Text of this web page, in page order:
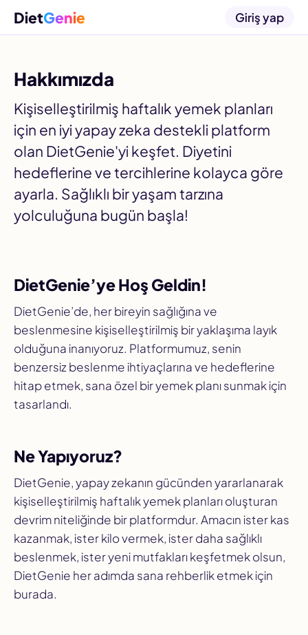
DietGenie Giriş yap
Hakkımızda
Kişiselleştirilmiş haftalık yemek planları
için en iyi yapay zeka destekli platform
olan DietGenie'yi keşfet. Diyetini
hedeflerine ve tercihlerine kolayca göre
ayarla. Sağlıklı bir yaşam tarzına
yolculuğuna bugün başla!
DietGenie’ye Hoş Geldin!
DietGenie’de, her bireyin sağlığına ve
beslenmesine kişiselleştirilmiş bir yaklaşıma layık
olduğuna inanıyoruz. Platformumuz, senin
benzersiz beslenme ihtiyaçlarına ve hedeflerine
hitap etmek, sana özel bir yemek planı sunmak için
tasarlandı.
Ne Yapıyoruz?
DietGenie, yapay zekanın gücünden yararlanarak
kişiselleştirilmiş haftalık yemek planları oluşturan
devrim niteliğinde bir platformdur. Amacın ister kas
kazanmak, ister kilo vermek, ister daha sağlıklı
beslenmek, ister yeni mutfakları keşfetmek olsun,
DietGenie her adımda sana rehberlik etmek için
burada.